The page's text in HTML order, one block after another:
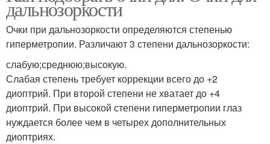
дальнозоркости
Очки при дальнозоркости определяются степенью
гиперметропии. Различают 3 степени дальнозоркости:
слабую;среднюю;высокую.
Слабая степень требует коррекции всего до +2
диоптрий. При второй степени не хватает до +4
диоптрий. При высокой степени гиперметропии глаз
нуждается более чем в четырех дополнительных
диоптриях.